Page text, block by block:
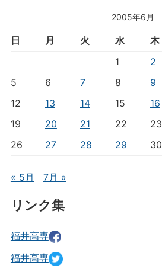
2005年6月
日 月 火 水 木
1
2
5
6 7 8 9
12
13 14 15 16
19
20 21 22 23
26
27 28 29 30
« 5月 7月 »
リンク集
福井高専
福井高専